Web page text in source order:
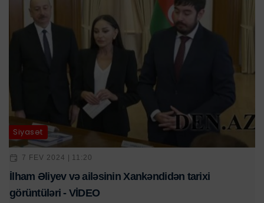
Siyasət
7 FEV 2024 | 11:20
İlham Əliyev və ailəsinin Xankəndidən tarixi
görüntüləri - VİDEO